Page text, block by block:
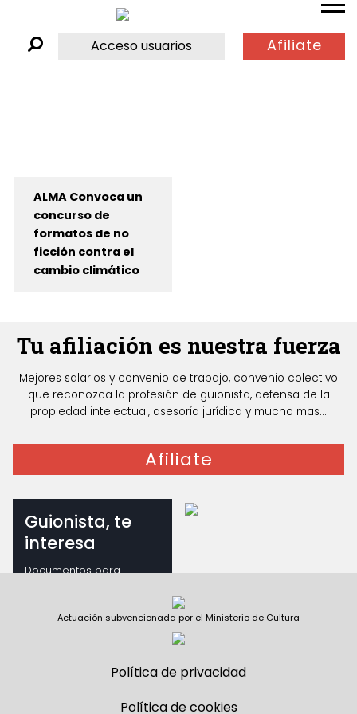
Acceso usuarios Afiliate
ALMA Convoca un
concurso de
formatos de no
ficción contra el
cambio climático
Tu afiliación es nuestra fuerza
Mejores salarios y convenio de trabajo, convenio colectivo
que reconozca la profesión de guionista, defensa de la
propiedad intelectual, asesoría jurídica y mucho mas...
Afiliate
Guionista, te
interesa
Documentos para
Actuación subvencionada por el Ministerio de Cultura
Política de privacidad
Política de cookies